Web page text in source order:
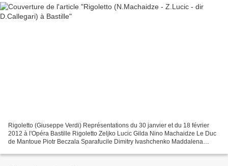
Rigoletto (Giuseppe Verdi) Représentations du 30 janvier et du 18 février
2012 à l'Opéra Bastille Rigoletto Zeljko Lucic Gilda Nino Machaidze Le Duc
de Mantoue Piotr Beczala Sparafucile Dimitry Ivashchenko Maddalena